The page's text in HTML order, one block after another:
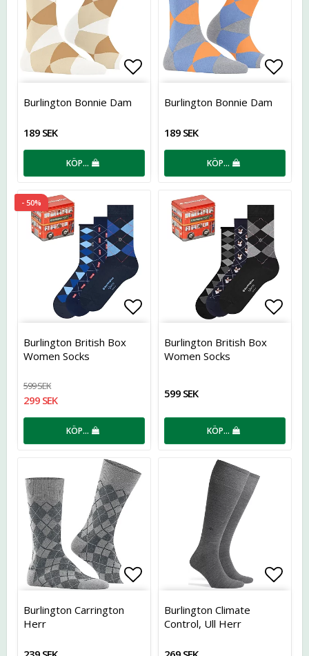
Lägg till i favoritlistan
Burlington Bonnie Dam
189 SEK
KÖP…
Burlington Bonnie Dam
189 SEK
KÖP…
- 50%
Lägg till i favoritlistan
Burlington British Box
Women Socks
599 SEK
299 SEK
KÖP…
Burlington British Box
Women Socks
599 SEK
KÖP…
Lägg till i favoritlistan
Burlington Carrington
Herr
Burlington Climate
Control, Ull Herr